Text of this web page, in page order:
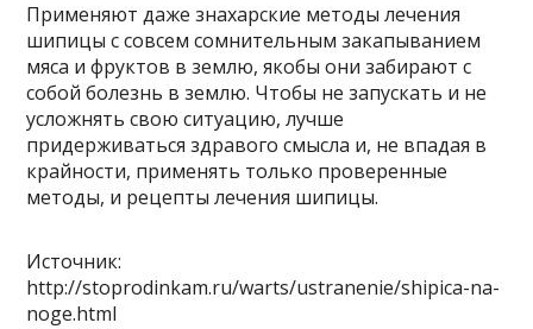
Применяют даже знахарские методы лечения
шипицы с совсем сомнительным закапыванием
мяса и фруктов в землю, якобы они забирают с
собой болезнь в землю. Чтобы не запускать и не
усложнять свою ситуацию, лучше
придерживаться здравого смысла и, не впадая в
крайности, применять только проверенные
методы, и рецепты лечения шипицы.
Источник:
http://stoprodinkam.ru/warts/ustranenie/shipica-na-
noge.html